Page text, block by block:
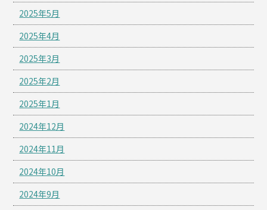
2025年5月
2025年4月
2025年3月
2025年2月
2025年1月
2024年12月
2024年11月
2024年10月
2024年9月